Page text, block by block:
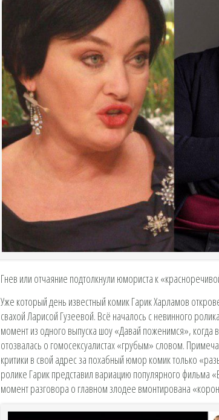
Гнев или отчаяние подтолкнули юмориста к
Уже который день известный комик Гарик Харламов
свахой Ларисой Гузеевой. Всё началось с невинного
момент из одного выпуска шоу «Давай поженимся», когда
отозвалась о гомосексуалистах «грубым» словом.
критики в свой адрес за похабный юмор комик только
ролике Гарик представил вариацию популярного фильма
момент разговора о главном злодее вмонтирована